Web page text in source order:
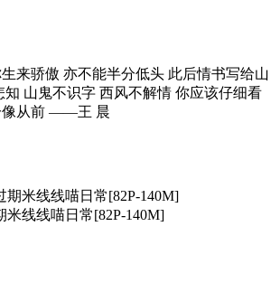
来骄傲 亦不能半分低头 此后情书写给山
知 山鬼不识字 西风不解情 你应该仔细看
像从前 ——王 晨
米线线喵日常[82P-140M]